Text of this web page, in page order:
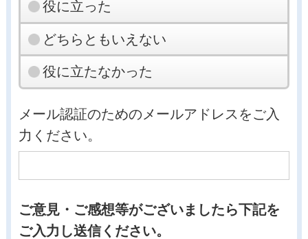
役に立った
どちらともいえない
役に立たなかった
メール認証のためのメールアドレスをご入
力ください。
ご意見・ご感想等がございましたら下記を
ご入力し送信ください。